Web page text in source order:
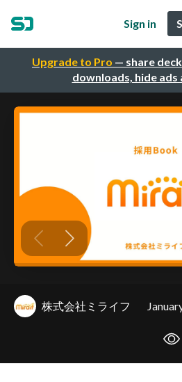
Upgrade to Pro — share
downloads, hide ads
Sign in
株式会社ミライフ